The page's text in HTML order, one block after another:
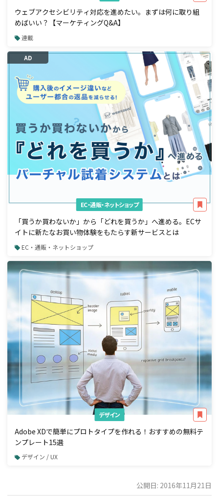
ウェブアクセシビリティ対応を進めたい。まずは何に取り組
めばいい？【マーケティングQ&A】
連載
AD
EC・通販・ネットショップ
「買うか買わないか」から「どれを買うか」へ進める。ECサ
イトに新たなお買い物体験をもたらす新サービスとは
EC・通販・ネットショップ
デザイン
Adobe XDで簡単にプロトタイプを作れる！おすすめの無料テ
ンプレート15選
デザイン / UX
公開日: 2016年11月21日